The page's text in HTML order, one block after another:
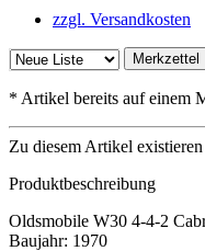
zzgl. Versandkosten
Merkzettel
* Artikel bereits auf einem
Zu diesem Artikel
Produktbeschreibung
Oldsmobile W30 4-4-2
Baujahr: 1970